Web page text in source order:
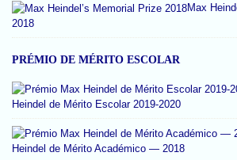
Max
2018
PRÉMIO DE MÉRITO ESCOLAR
Heindel de Mérito Escolar 2019-2020
Heindel de Mérito Académico — 2018